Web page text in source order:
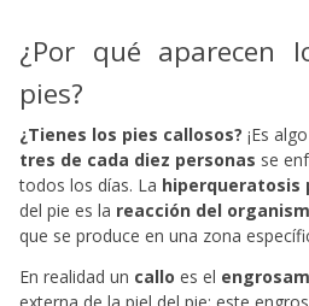
¿Por qué aparecen
pies?
¿Tienes los pies callosos? ¡Es
tres de cada diez personas se
todos los días. La hiperqueratosis
del pie es la reacción del
que se produce en una zona
En realidad un callo es el